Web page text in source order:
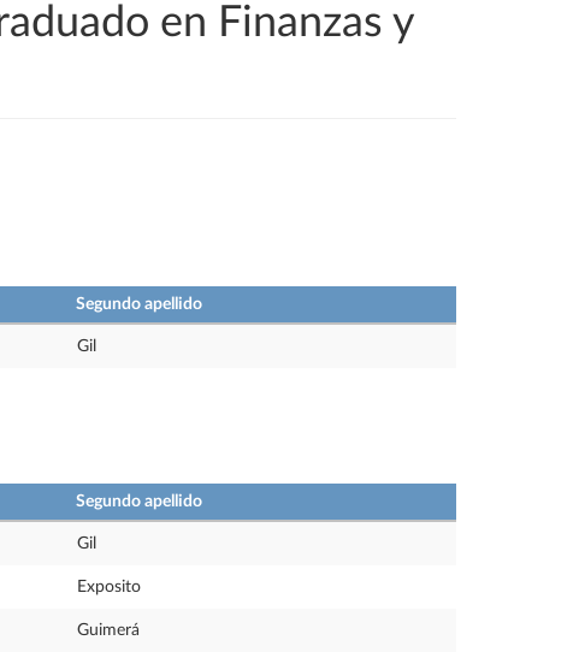
en Finanzas y
Segundo apellido
Gil
Segundo apellido
Gil
Exposito
Guimerá